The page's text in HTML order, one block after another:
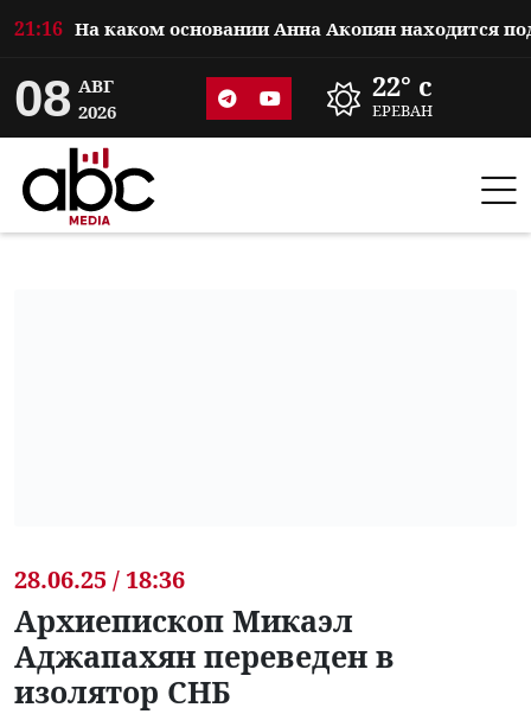
21:16
08 АВГ
2026
22° c
ЕРЕВАН
28.06.25 / 18:36
Архиепископ Микаэл
Аджапахян переведен в
изолятор СНБ